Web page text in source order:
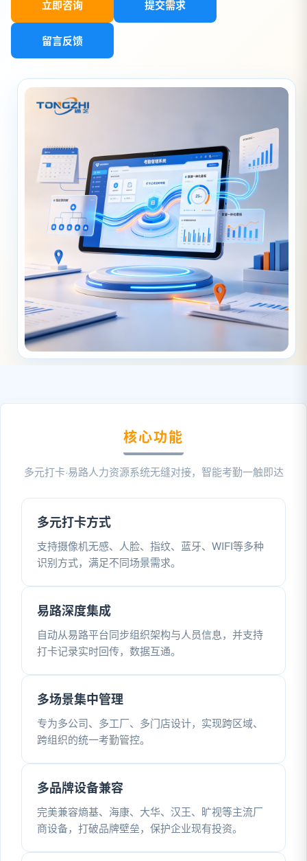
立即咨询 提交需求
留言反馈
核心功能
多元打卡·易路人力资源系统无缝对接，智能考勤一触即达
多元打卡方式
支持摄像机无感、人脸、指纹、蓝牙、WIFI等多种
识别方式，满足不同场景需求。
易路深度集成
自动从易路平台同步组织架构与人员信息，并支持
打卡记录实时回传，数据互通。
多场景集中管理
专为多公司、多工厂、多门店设计，实现跨区域、
跨组织的统一考勤管控。
多品牌设备兼容
完美兼容熵基、海康、大华、汉王、旷视等主流厂
商设备，打破品牌壁垒，保护企业现有投资。